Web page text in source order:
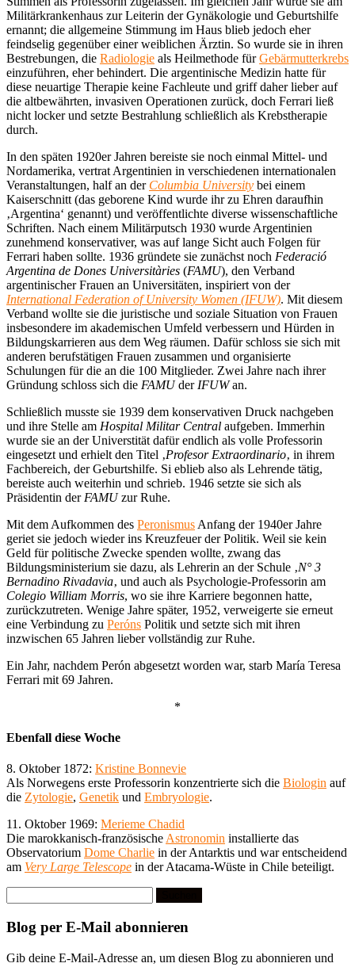
Militärkrankenhaus zur Leiterin der Gynäkologie und Geburtshilfe
ernannt; die allgemeine Stimmung im Haus blieb jedoch eher
feindselig gegenüber einer weiblichen Ärztin. So wurde sie in ihren
Bestrebungen, die Radiologie als Heilmethode fürGebärmutterkrebs
einzuführen, eher behindert. Die argentinische Medizin hatte für
diese neuartige Therapie keine Fachleute und griff daher lieber auf
die altbewährten, invasiven Operationen zurück, doch Ferrari ließ
nicht locker und setzte Bestrahlung schließlich als Krebstherapie
durch.
In den späten 1920er Jahren bereiste sie noch einmal Mittel- und
Nordamerika, vertrat Argentinien in verschiedenen internationalen
Veranstaltungen, half an der Columbia University bei einem
Kaiserschnitt (das geborene Kind wurde ihr zu Ehren daraufhin
‚Argentina‘ genannt) und veröffentlichte diverse wissenschaftliche
Schriften. Nach einem Militärputsch 1930 wurde Argentinien
zunehmend konservativer, was auf lange Sicht auch Folgen für
Ferrari haben sollte. 1936 gründete sie zunächst noch Federació
Argentina de Dones Universitàries (FAMU), den Verband
argentinischer Frauen an Universitäten, inspiriert von der
International Federation of University Women (IFUW). Mit diesem
Verband wollte sie die juristische und soziale Situation von Frauen
insbesondere im akademischen Umfeld verbessern und Hürden in
Bildungskarrieren aus dem Weg räumen. Dafür schloss sie sich mit
anderen berufstätigen Frauen zusammen und organisierte
Schulungen für die an die 100 Mitglieder. Zwei Jahre nach ihrer
Gründung schloss sich die FAMUder IFUWan.
Schließlich musste sie 1939 dem konservativen Druck nachgeben
und ihre Stelle am Hospital Militar Central aufgeben. Immerhin
wurde sie an der Universtität dafür endlich als volle Professorin
eingesetzt und erhielt den Titel ‚Profesor Extraordinario‚ in ihrem
Fachbereich, der Geburtshilfe. Si eblieb also als Lehrende tätig,
bereiste auch weiterhin und schrieb. 1946 setzte sie sich als
Präsidentin der FAMUzur Ruhe.
Mit dem Aufkommen des Peronismus Anfang der 1940er Jahre
geriet sie jedoch wieder ins Kreuzfeuer der Politik. Weil sie kein
Geld für politische Zwecke spenden wollte, zwang das
Bildungsministerium sie dazu, als Lehrerin an der Schule ‚N° 3
Bernadino Rivadavia‚ und auch als Psychologie-Professorin am
Colegio William Morris, wo sie ihre Karriere begonnen hatte,
zurückzutreten. Wenige Jahre später, 1952, verweigerte sie erneut
eine Verbindung zu Peróns Politik und setzte sich mit ihren
inzwischen 65 Jahren lieber vollständig zur Ruhe.
Ein Jahr, nachdem Perón abgesetzt worden war, starb María Teresa
Ferrari mit 69 Jahren.
*
Ebenfall diese Woche
8. Oktober 1872: Kristine Bonnevie
Als Norwegens erste Professorin konzentrierte sich die Biologin auf
die Zytologie, Genetik und Embryologie.
11. Oktober 1969: Merieme Chadid
Die marokkanisch-französische Astronomin installierte das
Observatorium Dome Charlie in der Antarktis und war entscheidend
am Very Large Telescope in der Atacama-Wüste in Chile beteiligt.
nach:
Blog per E-Mail abonnieren
Gib deine E-Mail-Adresse an, um diesen Blog zu abonnieren und